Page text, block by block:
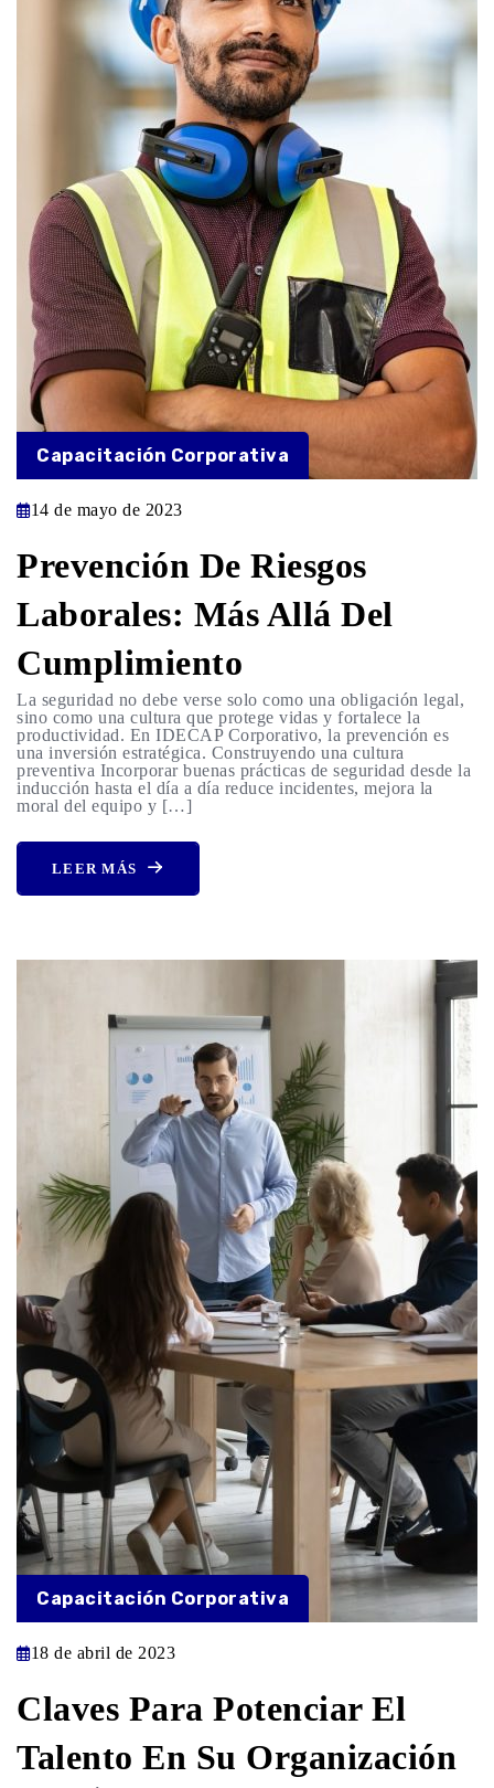
Capacitación Corporativa
14 de mayo de 2023
Prevención De Riesgos
Laborales: Más Allá Del
Cumplimiento
La seguridad no debe verse solo como una obligación legal,
sino como una cultura que protege vidas y fortalece la
productividad. En IDECAP Corporativo, la prevención es
una inversión estratégica. Construyendo una cultura
preventiva Incorporar buenas prácticas de seguridad desde la
inducción hasta el día a día reduce incidentes, mejora la
moral del equipo y […]
LEER MÁS
Capacitación Corporativa
18 de abril de 2023
Claves Para Potenciar El
Talento En Su Organización